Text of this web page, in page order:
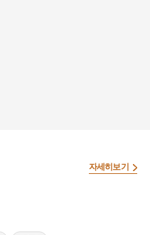
자세히보기